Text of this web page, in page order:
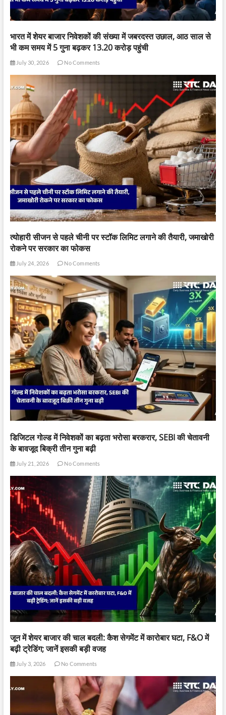
भारत में शेयर बाजार निवेशकों की संख्या में जबरदस्त उछाल, आठ साल से
भी कम समय में 5 गुना बढ़कर 13.20 करोड़ पहुंची
July 30, 2026 No Comments
त्योहारी सीजन से पहले चीनी पर स्टॉक लिमिट लगाने की तैयारी, जमाखोरी
रोकने पर सरकार का फोकस
July 24, 2026 No Comments
डिजिटल गोल्ड में निवेशकों का बढ़ता भरोसा बरकरार, SEBI की चेतावनी
के बावजूद बिक्री तीन गुना बढ़ी
July 21, 2026 No Comments
जून में शेयर बाजार की चाल बदली: कैश सेगमेंट में कारोबार घटा, F&O में
बढ़ी ट्रेडिंग; जानें इसकी बड़ी वजह
July 3, 2026 No Comments